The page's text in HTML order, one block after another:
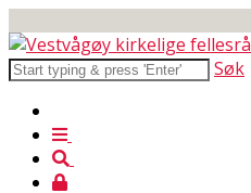
Søk